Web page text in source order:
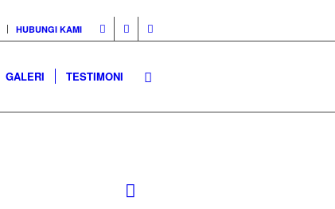
HUBUNGI KAMI
GALERI TESTIMONI